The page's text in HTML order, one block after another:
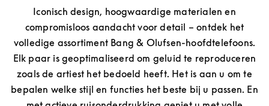
Iconisch design, hoogwaardige materialen en
compromisloos aandacht voor detail – ontdek het
volledige assortiment Bang & Olufsen-hoofdtelefoons.
Elk paar is geoptimaliseerd om geluid te reproduceren
zoals de artiest het bedoeld heeft. Het is aan u om te
bepalen welke stijl en functies het beste bij u passen. En